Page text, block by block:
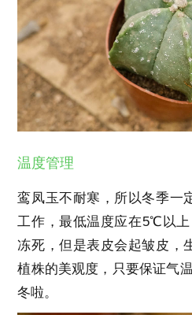
温度管理
鸾凤玉不耐寒，所以冬季一
工作，最低温度应在5℃以
冻死，但是表皮会起皱皮，
植株的美观度，只要保证气
冬啦。